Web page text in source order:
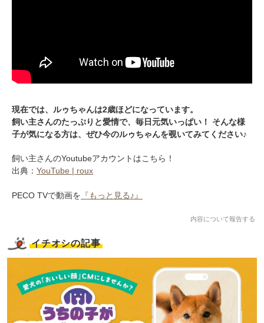
現在では、ルゥちゃんは2歳ほどになっています。
飼い主さんのたっぷりと愛情で、毎日元気いっぱい！ そんな様
子が気になる方は、ぜひ今のルゥちゃんを覗いてみてください♪
飼い主さんのYoutubeアカウントはこちら！
出典： YouTube | roux
PECO TVで動画を 『もっと見る♪』
内容について報告する
イチオシの記事